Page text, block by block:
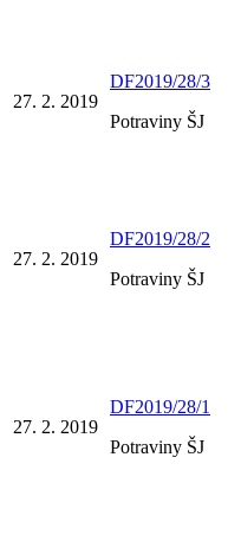
27. 2. 2019
DF2019/28/3
Potraviny ŠJ
27. 2. 2019
DF2019/28/2
Potraviny ŠJ
27. 2. 2019
DF2019/28/1
Potraviny ŠJ